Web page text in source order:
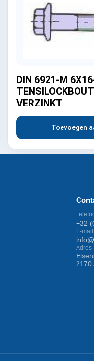
DIN 6921-M
VERZINKT
Toevoegen
+32
E-mail
Adres
2170